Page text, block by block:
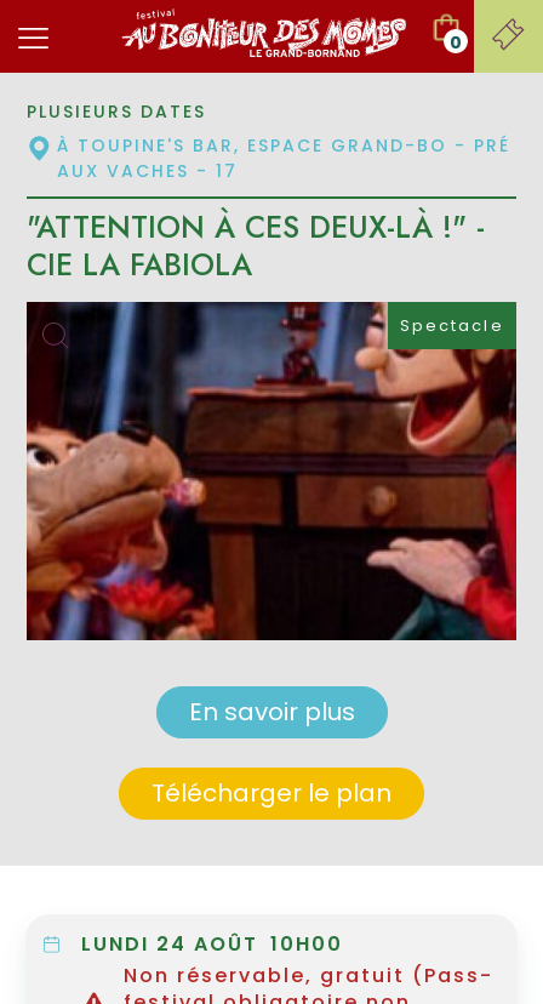
0
Télécharger le plan
En savoir plus
Spectacle
PLUSIEURS DATES
À TOUPINE'S BAR, ESPACE GRAND-BO - PRÉ
AUX VACHES - 17
"ATTENTION À CES DEUX-LÀ !" -
CIE LA FABIOLA
LUNDI 24 AOÛT 10H00
Non réservable, gratuit (Pass-